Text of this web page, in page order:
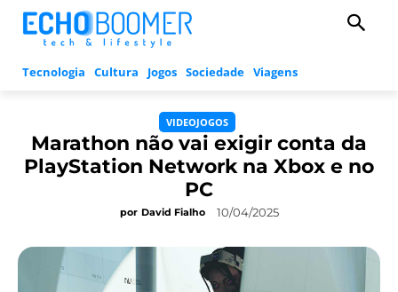
Tecnologia Cultura Jogos Sociedade Viagens
VIDEOJOGOS
Marathon não vai exigir conta da
PlayStation Network na Xbox e no
PC
por David Fialho 10/04/2025